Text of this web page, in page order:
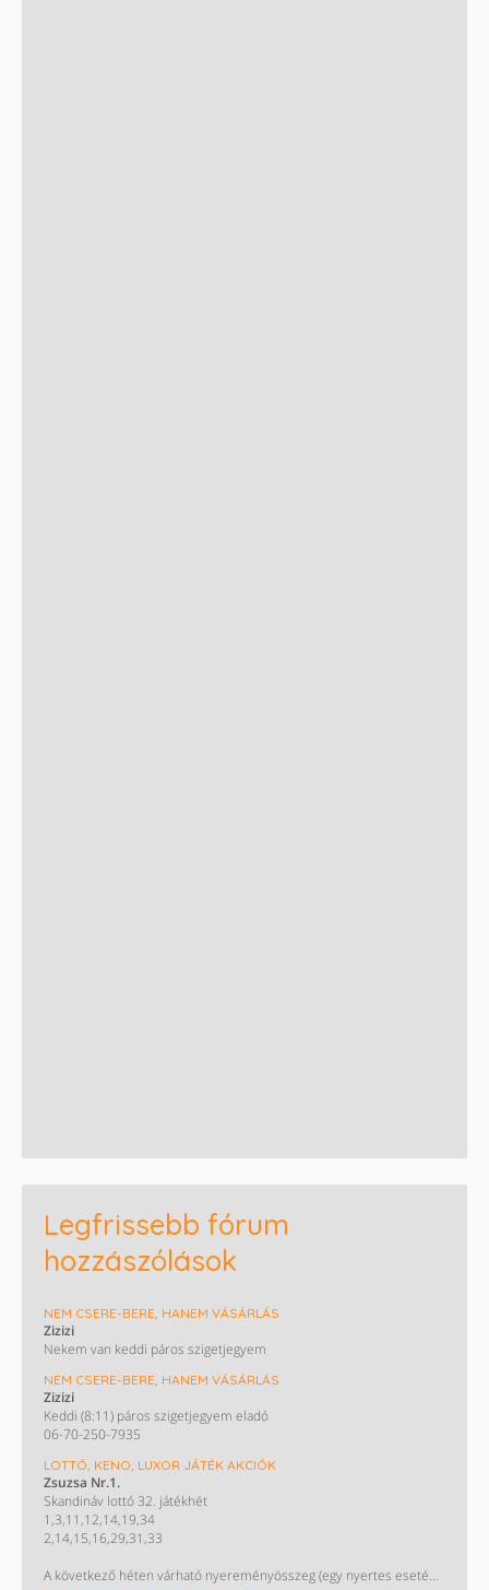
Legfrissebb fórum
hozzászólások
NEM CSERE-BERE, HANEM VÁSÁRLÁS
Zizizi
Nekem van keddi páros szigetjegyem
NEM CSERE-BERE, HANEM VÁSÁRLÁS
Zizizi
Keddi (8:11) páros szigetjegyem eladó
06-70-250-7935
LOTTÓ, KENO, LUXOR JÁTÉK AKCIÓK
Zsuzsa Nr.1.
Skandináv lottó 32. játékhét
1,3,11,12,14,19,34
2,14,15,16,29,31,33
A következő héten várható nyereményösszeg (egy nyertes esetén):